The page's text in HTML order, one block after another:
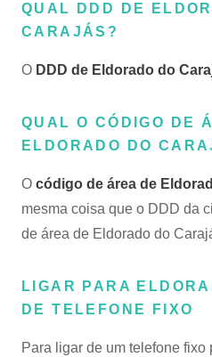
QUAL DDD DE
CARAJÁS?
O DDD de Eldorado do
QUAL O CÓDIGO DE
ELDORADO DO
O código de área de
mesma coisa que o DDD da
de área de Eldorado do
LIGAR PARA
DE TELEFONE FIXO
Para ligar de um telefone